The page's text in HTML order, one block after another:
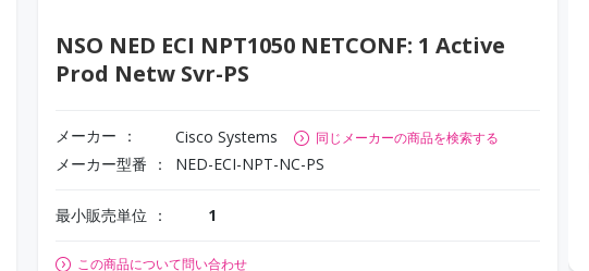
NSO NED ECI NPT1050 NETCONF: 1 Active
Prod Netw Svr-PS
メーカー Cisco Systems 同じメーカーの商品を検索する
メーカー型番 NED-ECI-NPT-NC-PS
最小販売単位 1
この商品について問い合わせ